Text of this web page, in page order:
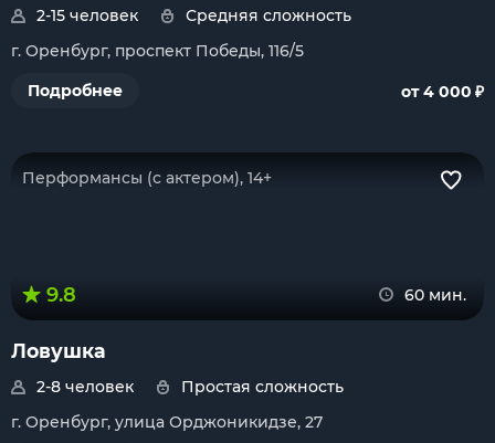
2-15 человек
Средняя сложность
г. Оренбург, проспект Победы, 116/5
Подробнее
от 4 000 ₽
Перформансы (с актером), 14+
9.8 60 мин.
Ловушка
2-8 человек
Простая сложность
г. Оренбург, улица Орджоникидзе, 27